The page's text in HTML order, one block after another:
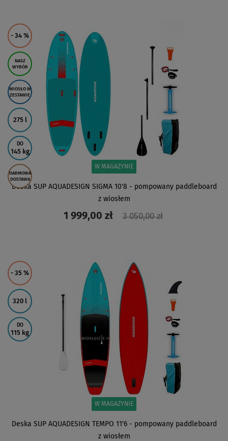
- 34 %
NASZ
WYBÓR
WIOSŁO W
ZESTAWIE
275 l
DO
145 kg
DARMOWA
DOSTAWA
W MAGAZYNIE
Deska SUP AQUADESIGN SIGMA 10'8 - pompowany paddleboard
z wiosłem
1 999,00 zł 3 050,00 zł
- 35 %
320 l
DO
115 kg
W MAGAZYNIE
Deska SUP AQUADESIGN TEMPO 11'6 - pompowany paddleboard
z wiosłem